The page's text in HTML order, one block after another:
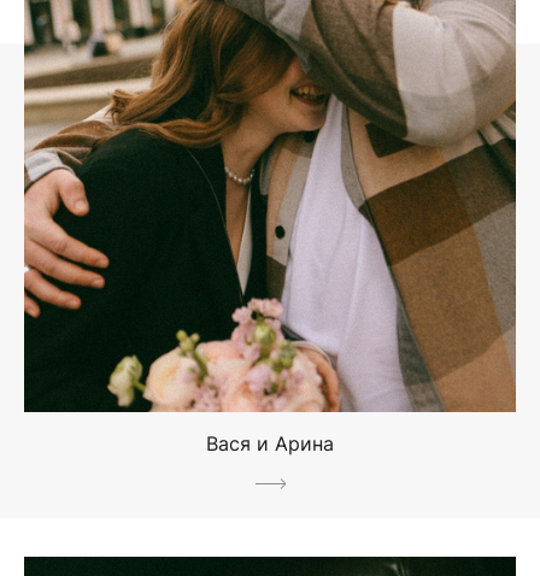
Вася и Арина